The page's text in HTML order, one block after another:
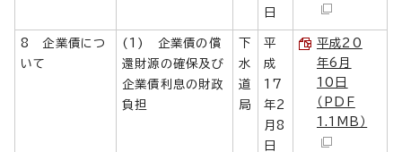
日
8 企業債につ
いて
(1) 企業債の償
還財源の確保及び
企業債利息の財政
負担
下
水
道
局
平
成
17
年2
月8
日
平成20
年6月
10日
（PDF
1.1MB）